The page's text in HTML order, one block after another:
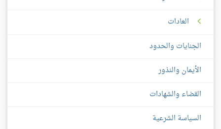
العادات
الجنايات والحدود
الأيمان والنذور
القضاء والشهادات
السياسة الشرعية